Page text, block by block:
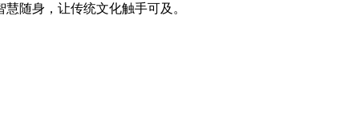
随身，让传统文化触手可及。